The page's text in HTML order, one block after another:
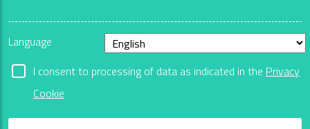
Language
I consent to processing of data as indicated in the Privacy
Cookie